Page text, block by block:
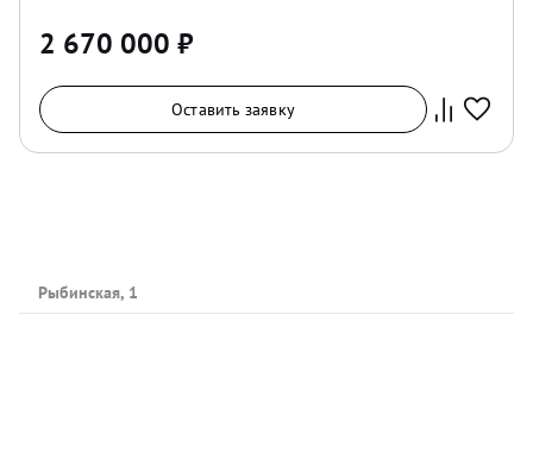
2 670 000 ₽
Оставить заявку
Рыбинская, 1